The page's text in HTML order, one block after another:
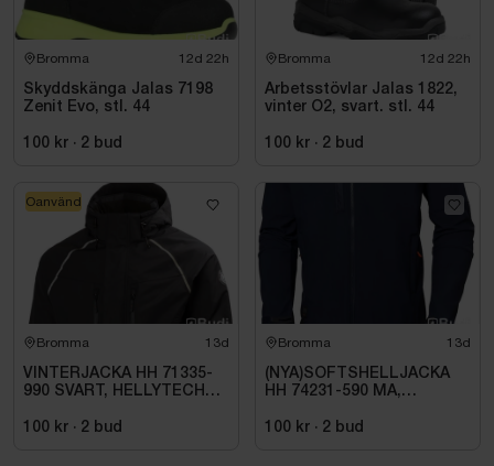
Bromma 12d 22h
Skyddskänga Jalas 7198
Zenit Evo, stl. 44
100 kr · 2 bud
Bromma 12d 22h
Arbetsstövlar Jalas 1822,
vinter O2, svart. stl. 44
100 kr · 2 bud
Bromma 13d
VINTERJACKA HH 71335-
990 SVART, HELLYTECH
100 kr · 2 bud
Oanvänd
Bromma 13d
(NYA)SOFTSHELLJACKA
HH 74231-590 MA,
100 kr · 2 bud